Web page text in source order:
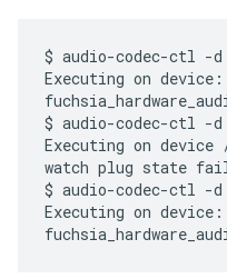
$ audio-codec-ctl -d
Executing on
$ audio-codec-ctl -d
Executing on device
watch plug state
$ audio-codec-ctl -d
Executing on